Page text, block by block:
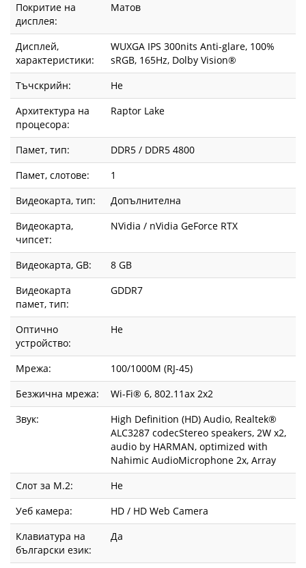
Покритие на
дисплея:
Матов
Дисплей,
характеристики:
WUXGA IPS 300nits Anti-glare, 100%
sRGB, 165Hz, Dolby Vision®
Тъчскрийн:
Не
Архитектура на
процесора:
Raptor Lake
Памет, тип:
DDR5 / DDR5 4800
Памет, слотове:
1
Видеокарта, тип:
Допълнителна
Видеокарта,
чипсет:
NVidia / nVidia GeForce RTX
Видеокарта, GВ:
8 GB
Видеокарта
памет, тип:
GDDR7
Оптично
устройство:
Не
Мрежа:
100/1000M (RJ-45)
Безжична мрежа:
Wi-Fi® 6, 802.11ax 2x2
Звук:
High Definition (HD) Audio, Realtek®
ALC3287 codecStereo speakers, 2W x2,
audio by HARMAN, optimized with
Nahimic AudioMicrophone 2x, Array
Слот за М.2:
Не
Уеб камера:
HD / HD Web Camera
Клавиатура на
български език:
Да